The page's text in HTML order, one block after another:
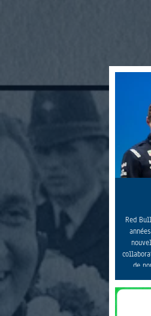
Red
de